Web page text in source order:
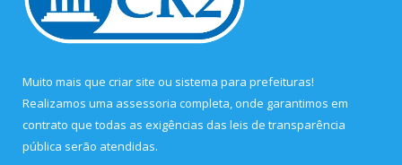
Muito mais que criar site ou sistema para prefeituras!
Realizamos uma assessoria completa, onde garantimos em
contrato que todas as exigências das leis de transparência
pública serão atendidas.